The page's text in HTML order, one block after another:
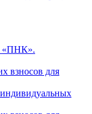
«ПНК».
взносов для